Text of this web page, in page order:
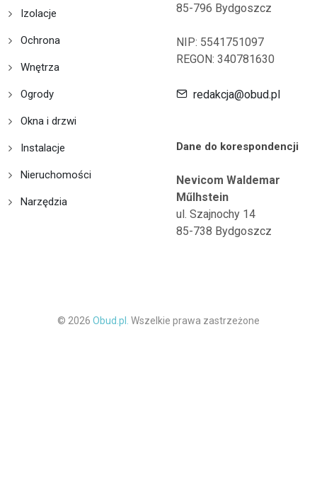
Izolacje
Ochrona
Wnętrza
Ogrody
Okna i drzwi
Instalacje
Nieruchomości
Narzędzia
85-796 Bydgoszcz
NIP: 5541751097
REGON: 340781630
redakcja@obud.pl
Dane do korespondencji
Nevicom Waldemar
Műlhstein
ul. Szajnochy 14
85-738 Bydgoszcz
© 2026 Obud.pl. Wszelkie prawa zastrzeżone